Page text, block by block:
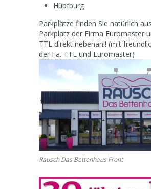
Hüpfburg
Parkplätze finden Sie natürlich
Parkplatz der Firma Euromaster
TTL direkt nebenan!! (mit
der Fa. TTL und Euromaster)
Rausch Das Bettenhaus Front